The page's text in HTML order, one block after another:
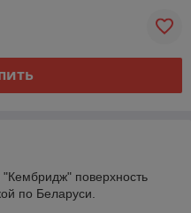
поверхность
по Беларуси.